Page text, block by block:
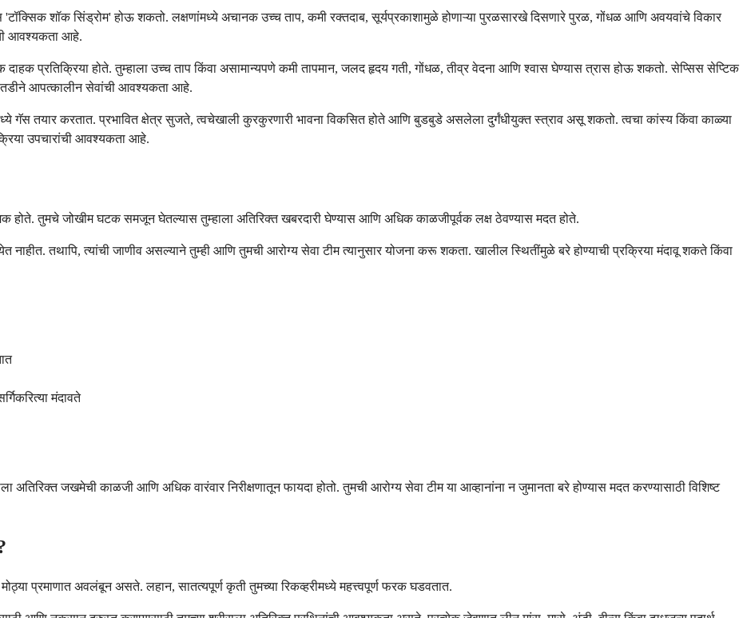
'टॉक्सिक शॉक सिंड्रोम' होऊ शकतो. लक्षणांमध्ये अचानक उच्च ताप, कमी रक्तदाब, सूर्यप्रकाशामुळे होणाऱ्या पुरळसारखे दिसणारे पुरळ, गोंधळ आणि अवयवांचे विकार
आवश्यकता आहे.
दाहक प्रतिक्रिया होते. तुम्हाला उच्च ताप किंवा असामान्यपणे कमी तापमान, जलद हृदय गती, गोंधळ, तीव्र वेदना आणि श्वास घेण्यास त्रास होऊ शकतो. सेप्सिस सेप्टिक
आपत्कालीन सेवांची आवश्यकता आहे.
गॅस तयार करतात. प्रभावित क्षेत्र सुजते, त्वचेखाली कुरकुरणारी भावना विकसित होते आणि बुडबुडे असलेला दुर्गंधीयुक्त स्त्राव असू शकतो. त्वचा कांस्य किंवा काळ्या
उपचारांची आवश्यकता आहे.
होते. तुमचे जोखीम घटक समजून घेतल्यास तुम्हाला अतिरिक्त खबरदारी घेण्यास आणि अधिक काळजीपूर्वक लक्ष ठेवण्यास मदत होते.
तथापि, त्यांची जाणीव असल्याने तुम्ही आणि तुमची आरोग्य सेवा टीम त्यानुसार योजना करू शकता. खालील स्थितींमुळे बरे होण्याची प्रक्रिया मंदावू शकते किंवा
मंदावते
जखमेची काळजी आणि अधिक वारंवार निरीक्षणातून फायदा होतो. तुमची आरोग्य सेवा टीम या आव्हानांना न जुमानता बरे होण्यास मदत करण्यासाठी विशिष्ट
प्रमाणात अवलंबून असते. लहान, सातत्यपूर्ण कृती तुमच्या रिकव्हरीमध्ये महत्त्वपूर्ण फरक घडवतात.